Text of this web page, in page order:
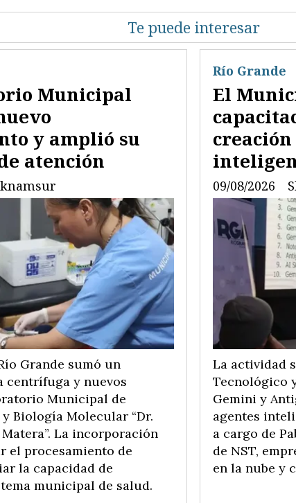
Te puede interesar
Municipal
y amplió su
atención
Grande sumó un
centrífuga y nuevos
Municipal de
Biología Molecular “Dr.
La incorporación
el procesamiento de
la capacidad de
municipal de salud.
El
creación
Río Grande
09/08/2026
La actividad
Tecnológico
Gemini y
agentes
a cargo de
de NST,
en la nube y